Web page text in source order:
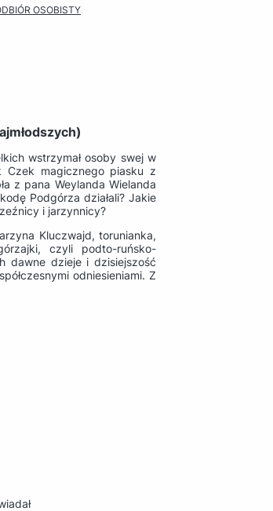
OSOBISTY
wstrzymał osoby swej w
Czek magicznego piasku z
z pana Weylanda Wielanda
Podgórza działali? Jakie
i jarzynnicy?
Kluczwajd, torunianka,
czyli podto-ruńsko-
dawne dzieje i dzisiejszość
odniesieniami. Z